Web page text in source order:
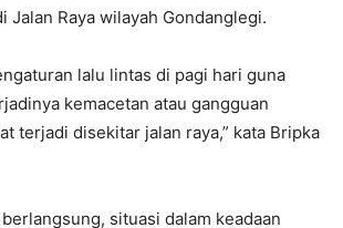
Jalan Raya wilayah Gondanglegi.
lalu lintas di pagi hari guna
kemacetan atau gangguan
terjadi disekitar jalan raya,” kata Bripka
situasi dalam keadaan